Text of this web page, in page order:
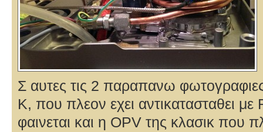
Σ αυτες τις 2 παραπανω
Κ, που πλεον εχει αντικατασταθει
φαινεται και η OPV της κλασικ που